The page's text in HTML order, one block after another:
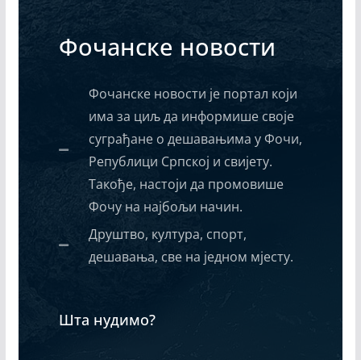
Фочанске новости
Фочанске новости је портал који
има за циљ да информише своје
суграђане о дешавањима у Фочи,
Републици Српској и свијету.
Такође, настоји да промовише
Фочу на најбољи начин.
Друштво, култура, спорт,
дешавања, све на једном мјесту.
Шта нудимо?